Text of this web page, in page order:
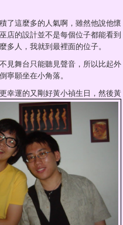
了這麼多的人氣啊，雖然他說他懷
店的設計並不是每個位子都能看到
多人，我就到最裡面的位子。
見舞台只能聽見聲音，所以比起外
寧願坐在小角落。
更幸運的又剛好黃小禎生日，然後黃